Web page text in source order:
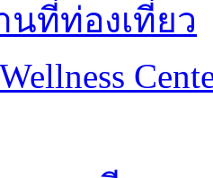
นที่ท่องเที่ยว